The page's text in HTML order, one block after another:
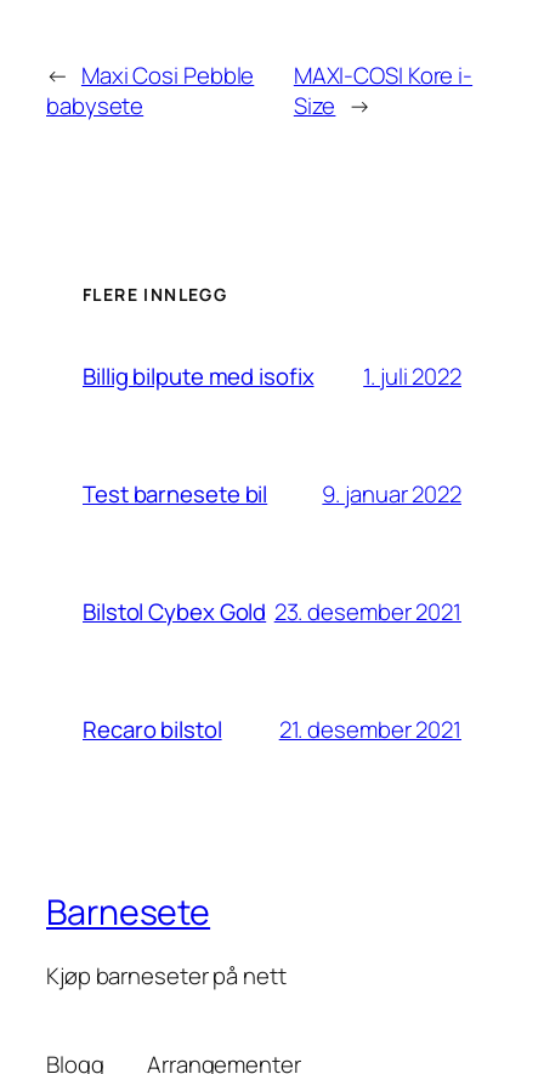
← Maxi Cosi Pebble
babysete
MAXI-COSI Kore i-
Size →
FLERE INNLEGG
Billig bilpute med isofix 1. juli 2022
Test barnesete bil 9. januar 2022
Bilstol Cybex Gold 23. desember 2021
Recaro bilstol 21. desember 2021
Barnesete
Kjøp barneseter på nett
Blogg Arrangementer